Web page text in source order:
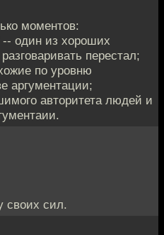
моментов:
один из хороших
перестал;
по уровню
аргументации;
авторитета людей и
своих сил.